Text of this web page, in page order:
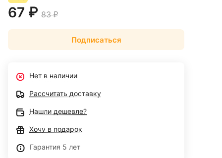
67 ₽ 83 ₽
Подписаться
Нет в наличии
Рассчитать доставку
Нашли дешевле?
Хочу в подарок
Гарантия 5 лет